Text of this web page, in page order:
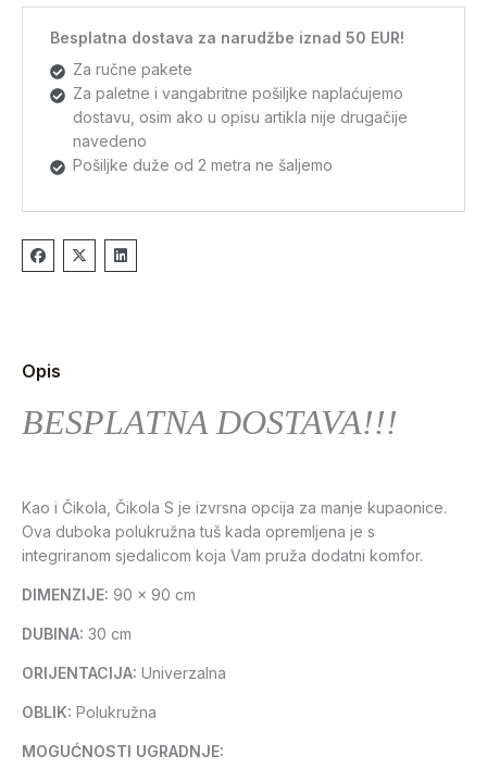
Besplatna dostava za narudžbe iznad 50 EUR!
Za ručne pakete
Za paletne i vangabritne pošiljke naplaćujemo
dostavu, osim ako u opisu artikla nije drugačije
navedeno
Pošiljke duže od 2 metra ne šaljemo
Opis
BESPLATNA DOSTAVA!!!
Kao i Čikola, Čikola S je izvrsna opcija za manje kupaonice.
Ova duboka polukružna tuš kada opremljena je s
integriranom sjedalicom koja Vam pruža dodatni komfor.
DIMENZIJE: 90 x 90 cm
DUBINA: 30 cm
ORIJENTACIJA: Univerzalna
OBLIK: Polukružna
MOGUĆNOSTI UGRADNJE: